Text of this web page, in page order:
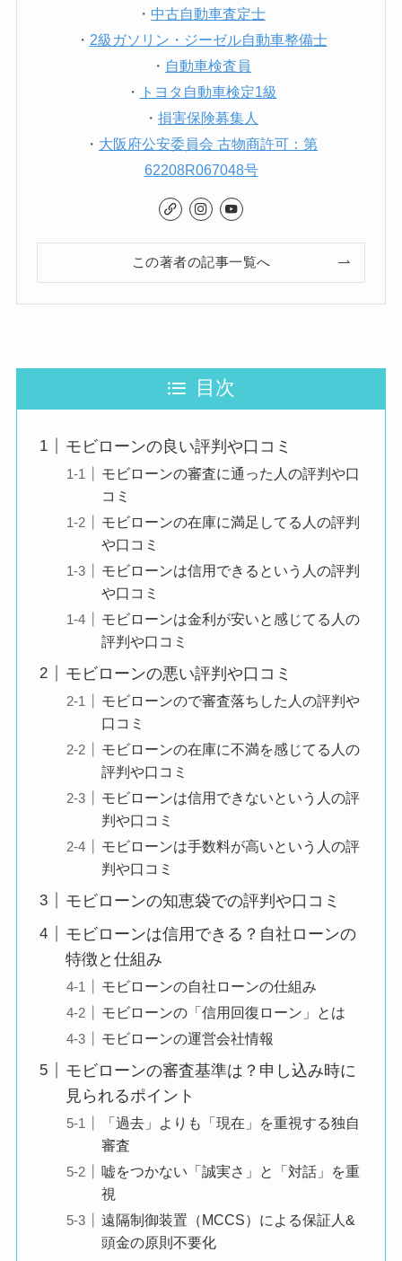
とができました。
ピードも早く、
無駄に不安な時間が
長引かなかったのも
良かったです。
また、審査内容や流
れについても
分かりやすく説明し
てもらえたため、
納得した上で進めら
れました。
通常のローンでは断
モビローンでは現在
の収入状況などを重
無事に審査に通った
です。
良い評判
信用情報に少し不安
があったため
正直審査が通るか心
事前に丁寧な説明が
あり、
どのような流れで進
むのかを理解した上
で
申し込めたのが良か
ったです。
像していたより早く
出て、
無駄に待たされるこ
とがなく安心できま
した。
結果的に希望してい
で、
とても助かりまし
信用情報に問題があ
・ 中古自動車査定士
・ 2級ガソリン・ジーゼル自動車整備士
・ 自動車検査員
・
トヨタ自動車検定1級
・ 損害保険募集人
・ 大阪府公安委員会 古物商許可：第
62208R067048号
この著者の記事一覧へ
目次
モビローンの良い評判や口コミ
モビローンの審査に通った人の評判や口
コミ
モビローンの在庫に満足してる人の評判
や口コミ
モビローンは信用できるという人の評判
や口コミ
モビローンは金利が安いと感じてる人の
評判や口コミ
モビローンの悪い評判や口コミ
モビローンので審査落ちした人の評判や
口コミ
モビローンの在庫に不満を感じてる人の
評判や口コミ
モビローンは信用できないという人の評
判や口コミ
モビローンは手数料が高いという人の評
判や口コミ
モビローンの知恵袋での評判や口コミ
モビローンは信用できる？自社ローンの
特徴と仕組み
モビローンの自社ローンの仕組み
モビローンの「信用回復ローン」とは
モビローンの運営会社情報
モビローンの審査基準は？申し込み時に
見られるポイント
「過去」よりも「現在」を重視する独自
審査
嘘をつかない「誠実さ」と「対話」を重
視
遠隔制御装置（MCCS）による保証人&
頭金の原則不要化